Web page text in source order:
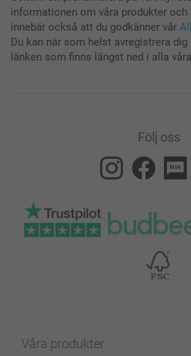
informationen om våra produkter och
innebär också att du godkänner vår
Du kan när som helst avregistrera
länken som finns längst ned i alla
Följ oss
Våra produkter